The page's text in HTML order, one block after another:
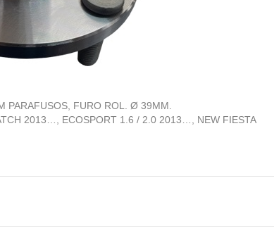
PARAFUSOS, FURO ROL. Ø 39MM.
2013…, ECOSPORT 1.6 / 2.0 2013…, NEW FIESTA